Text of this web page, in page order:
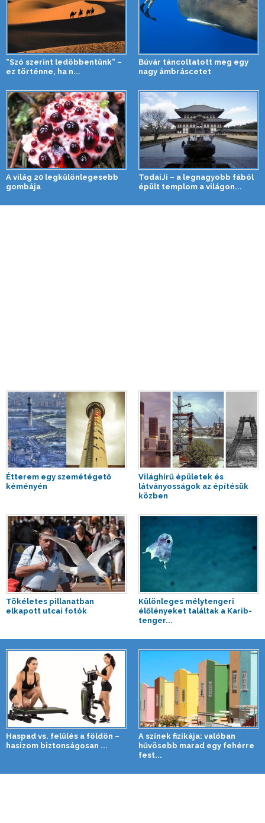
“Szó szerint ledöbbentünk” –
ez történne, ha n...
Búvár táncoltatott meg egy
nagy ámbráscetet
A világ 20 legkülönlegesebb
gombája
TodaiJi – a legnagyobb fából
épült templom a világon...
Étterem egy szemétégető
kéményén
Világhírű épületek és
látványosságok az építésük
közben
Tökéletes pillanatban
elkapott utcai fotók
Különleges mélytengeri
élőlényeket találtak a Karib-
tenger...
Haspad vs. felülés a földön –
hasizom biztonságosan ...
A színek fizikája: valóban
hűvösebb marad egy fehérre
fest...